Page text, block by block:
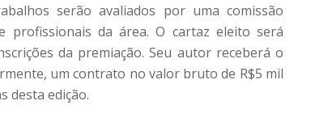
serão avaliados por uma comissão
profissionais da área. O cartaz eleito será
da premiação. Seu autor receberá o
um contrato no valor bruto de R$5 mil
desta edição.